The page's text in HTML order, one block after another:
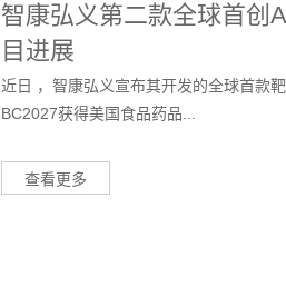
智康弘义第二款全球首创
目进展
近日 ，智康弘义宣布其开发的全球首款
BC2027获得美国食品药品...
查看更多